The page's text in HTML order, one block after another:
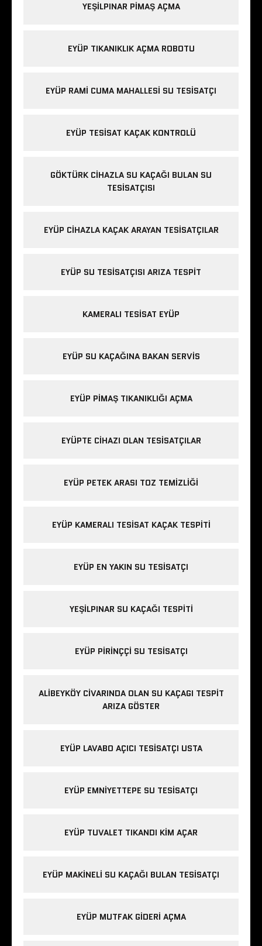
YEŞILPINAR PIMAŞ AÇMA
EYÜP TIKANIKLIK AÇMA ROBOTU
EYÜP RAMI CUMA MAHALLESI SU TESISATÇI
EYÜP TESISAT KAÇAK KONTROLÜ
GÖKTÜRK CIHAZLA SU KAÇAĞI BULAN SU
TESISATÇISI
EYÜP CIHAZLA KAÇAK ARAYAN TESISATÇILAR
EYÜP SU TESISATÇISI ARIZA TESPIT
KAMERALI TESISAT EYÜP
EYÜP SU KAÇAĞINA BAKAN SERVIS
EYÜP PIMAŞ TIKANIKLIĞI AÇMA
EYÜPTE CIHAZI OLAN TESISATÇILAR
EYÜP PETEK ARASI TOZ TEMIZLIĞI
EYÜP KAMERALI TESISAT KAÇAK TESPITI
EYÜP EN YAKIN SU TESISATÇI
YEŞILPINAR SU KAÇAĞI TESPITI
EYÜP PIRINÇÇI SU TESISATÇI
ALIBEYKÖY CIVARINDA OLAN SU KAÇAGI TESPIT
ARIZA GÖSTER
EYÜP LAVABO AÇICI TESISATÇI USTA
EYÜP EMNIYETTEPE SU TESISATÇI
EYÜP TUVALET TIKANDI KIM AÇAR
EYÜP MAKINELI SU KAÇAĞI BULAN TESISATÇI
EYÜP MUTFAK GIDERI AÇMA